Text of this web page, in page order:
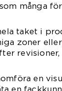
många
taket i
zoner
en
en